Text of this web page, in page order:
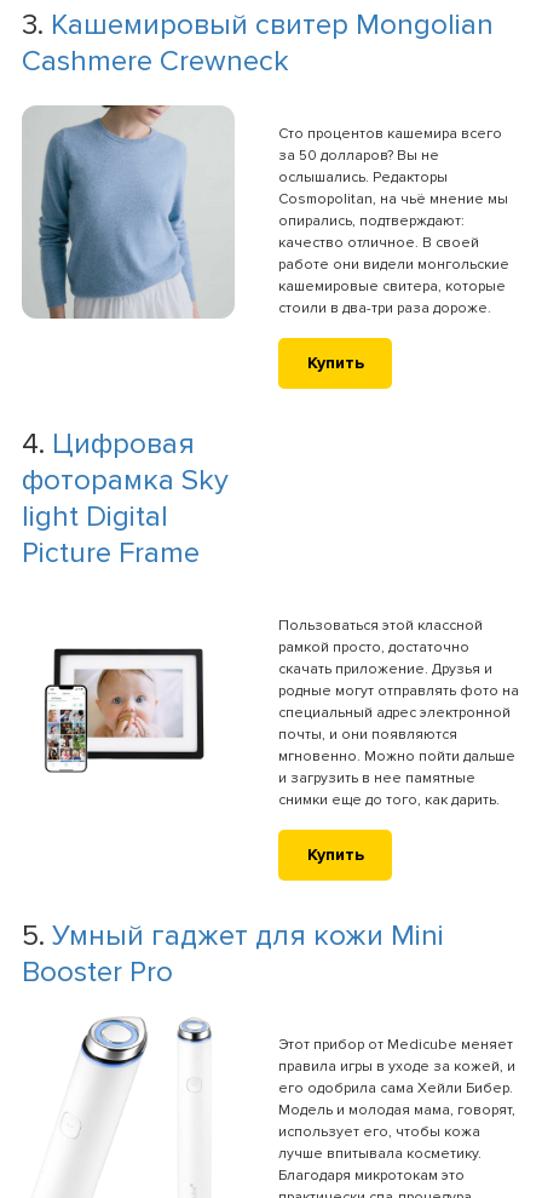
3. Кашемировый свитер Mongolian
Cashmere Crewneck
Сто процентов кашемира всего
за 50 долларов? Вы не
ослышались. Редакторы
Cosmopolitan, на чьё мнение мы
опирались, подтверждают:
качество отличное. В своей
работе они видели монгольские
кашемировые свитера, которые
стоили в два-три раза дороже.
Купить
4. Цифровая
фоторамка Sky
light Digital
Picture Frame
Пользоваться этой классной
рамкой просто, достаточно
скачать приложение. Друзья и
родные могут отправлять фото на
специальный адрес электронной
почты, и они появляются
мгновенно. Можно пойти дальше
и загрузить в нее памятные
снимки еще до того, как дарить.
Купить
5. Умный гаджет для кожи Mini
Booster Pro
Этот прибор от Medicube меняет
правила игры в уходе за кожей, и
его одобрила сама Хейли Бибер.
Модель и молодая мама, говорят,
использует его, чтобы кожа
лучше впитывала косметику.
Благодаря микротокам это